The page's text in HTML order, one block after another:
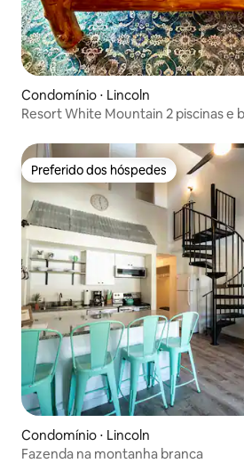
Condomínio ⋅ Lincoln
Resort White Mountain 2 piscinas e banheira de
Preferido dos hóspedes
Preferido dos hóspedes
Condomínio ⋅ Lincoln
Fazenda na montanha branca